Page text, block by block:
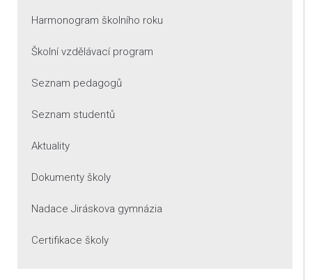
Harmonogram školního roku
Školní vzdělávací program
Seznam pedagogů
Seznam studentů
Aktuality
Dokumenty školy
Nadace Jiráskova gymnázia
Certifikace školy